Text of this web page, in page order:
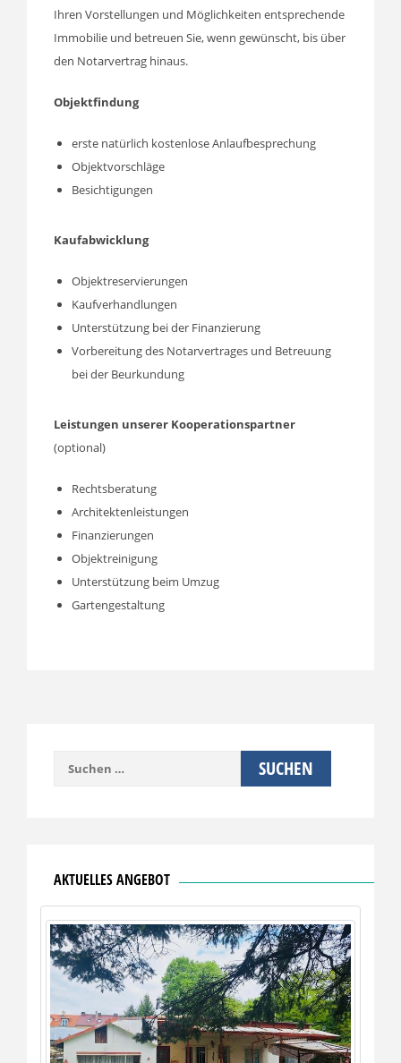
Ihren Vorstellungen und Möglichkeiten entsprechende
Immobilie und betreuen Sie, wenn gewünscht, bis über
den Notarvertrag hinaus.
Objektfindung
erste natürlich kostenlose Anlaufbesprechung
Objektvorschläge
Besichtigungen
Kaufabwicklung
Objektreservierungen
Kaufverhandlungen
Unterstützung bei der Finanzierung
Vorbereitung des Notarvertrages und Betreuung
bei der Beurkundung
Leistungen unserer Kooperationspartner
(optional)
Rechtsberatung
Architektenleistungen
Finanzierungen
Objektreinigung
Unterstützung beim Umzug
Gartengestaltung
Suchen
AKTUELLES ANGEBOT